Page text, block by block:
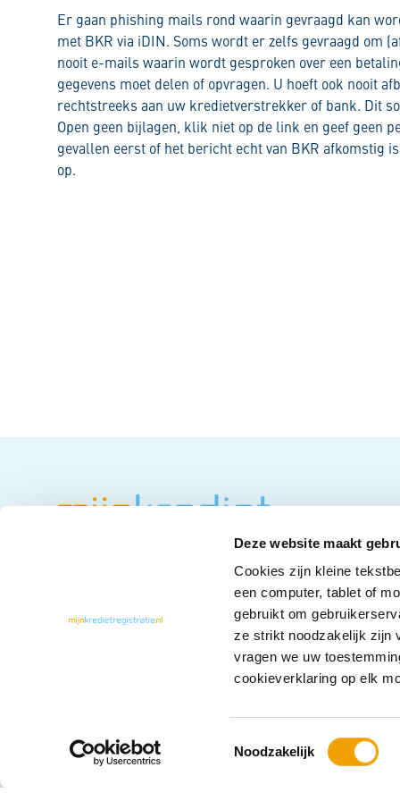
Deze website maakt
Cookies zijn kleine
een computer, tablet of
gebruikt om
ze strikt noodzakelijk zijn
vragen we uw
cookieverklaring op elk
Noodzakelijk
Er gaan phishing mails rond waarin gevraagd kan
met BKR via iDIN. Soms wordt er zelfs gevraagd om
nooit e-mails waarin wordt gesproken over een
gegevens moet delen of opvragen. U hoeft ook nooit
rechtstreeks aan uw kredietverstrekker of bank. Dit
Open geen bijlagen, klik niet op de link en geef geen
gevallen eerst of het bericht echt van BKR afkomstig
op.